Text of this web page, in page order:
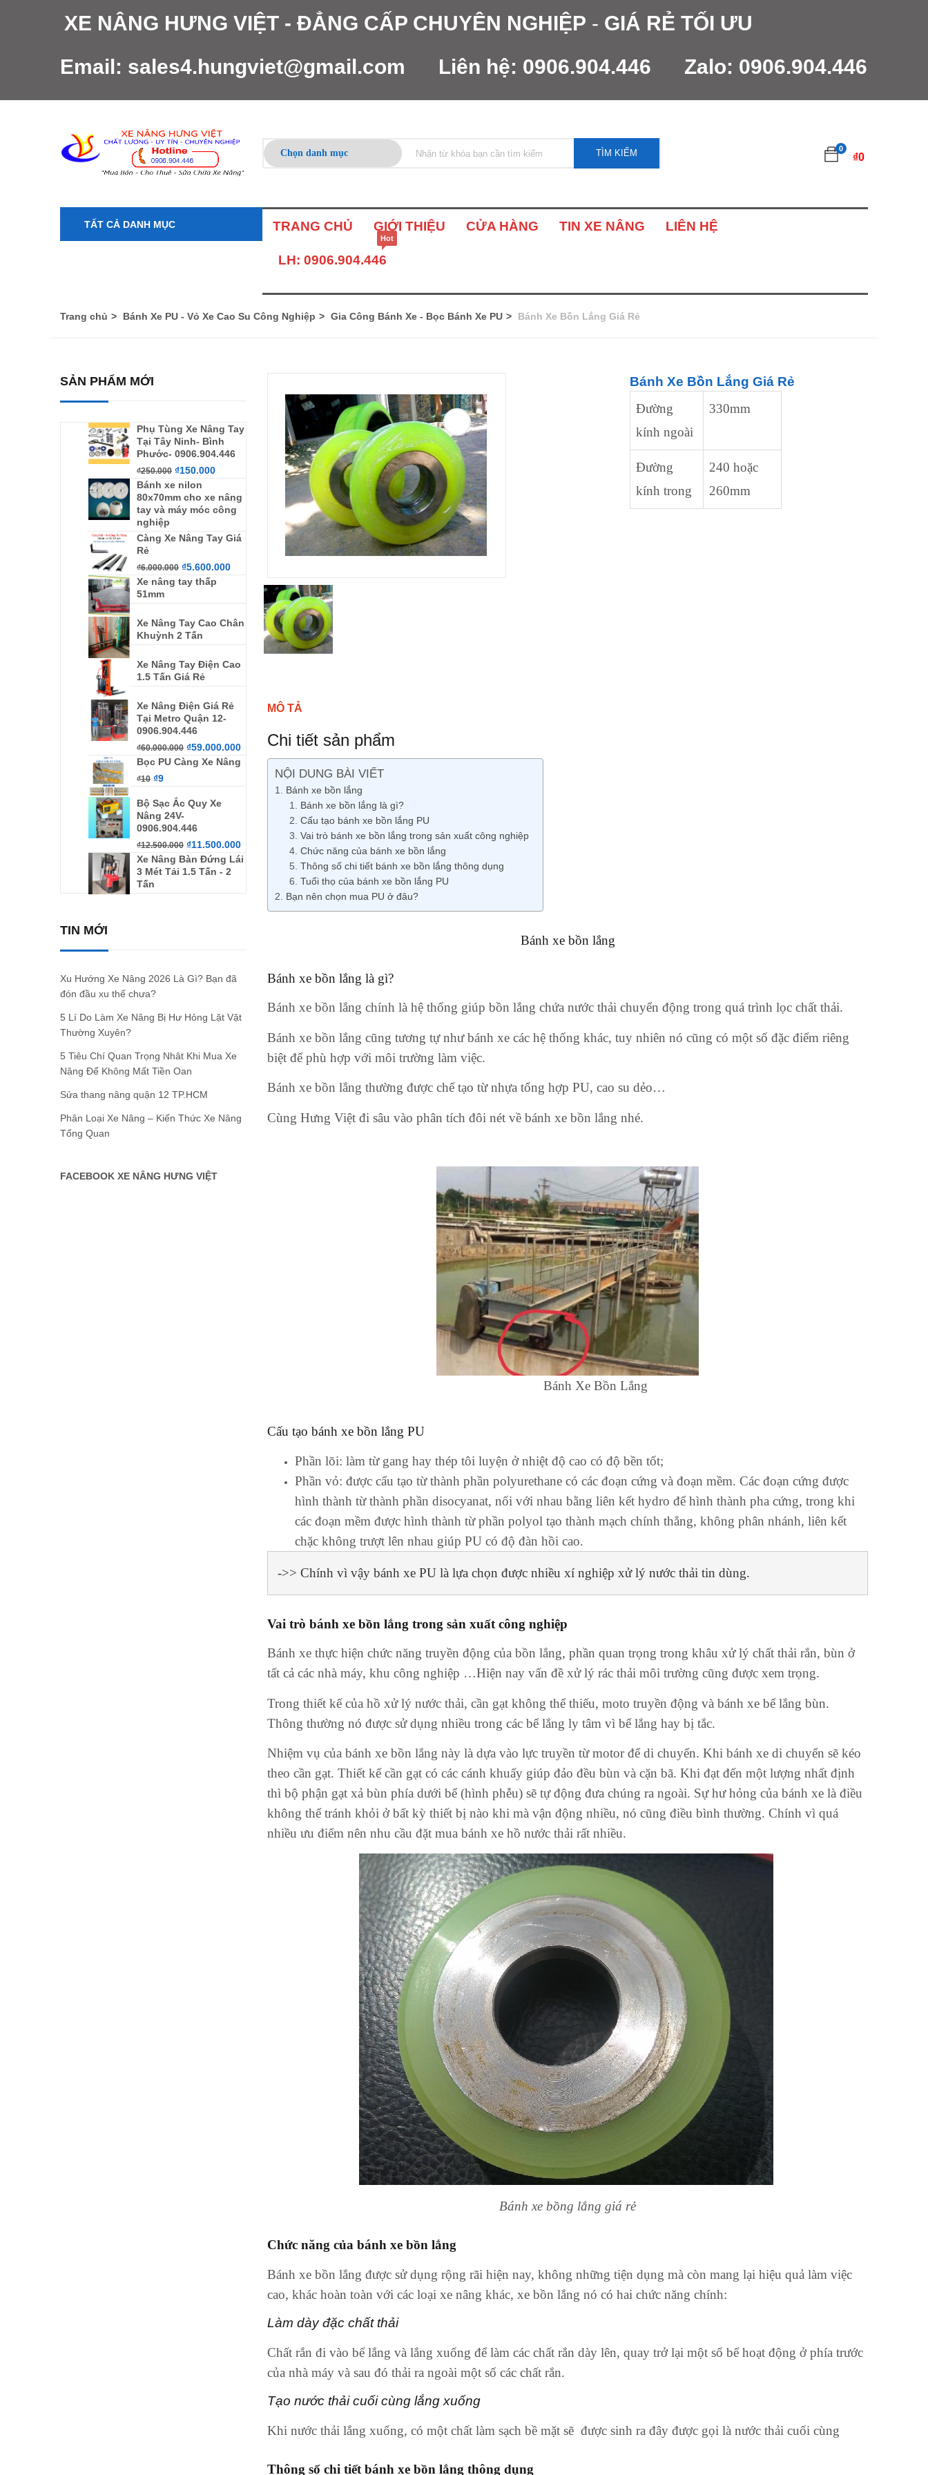
XE NÂNG HƯNG VIỆT - ĐẲNG CẤP CHUYÊN NGHIỆP - GIÁ RẺ TỐI ƯU
Email: sales4.hungviet@gmail.com Liên hệ: 0906.904.446 Zalo: 0906.904.446
TÌM KIẾM 0
₫0
TẤT CẢ DANH MỤC TRANG CHỦ GIỚI THIỆU CỬA HÀNG TIN XE NÂNG LIÊN HỆ
LH: 0906.904.446
Hot
Trang chủ Bánh Xe PU - Vỏ Xe Cao Su Công Nghiệp Gia Công Bánh Xe - Bọc Bánh Xe PU Bánh Xe Bồn Lắng Giá Rẻ
SẢN PHẨM MỚI
Phụ Tùng Xe Nâng Tay
Tại Tây Ninh- Bình
Phước- 0906.904.446
₫250.000 ₫150.000
Bánh xe nilon
80x70mm cho xe nâng
tay và máy móc công
nghiệp
Càng Xe Nâng Tay Giá
Rẻ
₫6.000.000 ₫5.600.000
Xe nâng tay thấp
51mm
Xe Nâng Tay Cao Chân
Khuỳnh 2 Tấn
Xe Nâng Tay Điện Cao
1.5 Tấn Giá Rẻ
Xe Nâng Điện Giá Rẻ
Tại Metro Quận 12-
0906.904.446
₫60.000.000 ₫59.000.000
Bọc PU Càng Xe Nâng
₫10 ₫9
Bộ Sạc Ắc Quy Xe
Nâng 24V-
0906.904.446
₫12.500.000 ₫11.500.000
Xe Nâng Bàn Đứng Lái
3 Mét Tải 1.5 Tấn - 2
Tấn
TIN MỚI
Xu Hướng Xe Nâng 2026 Là Gì? Bạn đã
đón đầu xu thế chưa?
5 Lí Do Làm Xe Nâng Bị Hư Hỏng Lặt Vặt
Thường Xuyên?
5 Tiêu Chí Quan Trọng Nhât Khi Mua Xe
Nâng Để Không Mất Tiền Oan
Sửa thang nâng quận 12 TP.HCM
Phân Loại Xe Nâng – Kiến Thức Xe Nâng
Tổng Quan
FACEBOOK XE NÂNG HƯNG VIỆT
Bánh Xe Bồn Lắng Giá Rẻ
Đường
kính ngoài
330mm
Đường
kính trong
240 hoặc
260mm
MÔ TẢ
Chi tiết sản phẩm
NỘI DUNG BÀI VIẾT
Bánh xe bồn lắng
Bánh xe bồn lắng là gì?
Cấu tạo bánh xe bồn lắng PU
Vai trò bánh xe bồn lắng trong sản xuất công nghiệp
Chức năng của bánh xe bồn lắng
Thông số chi tiết bánh xe bồn lắng thông dụng
Tuổi thọ của bánh xe bồn lắng PU
Bạn nên chọn mua PU ở đâu?
Bánh xe bồn lắng
Bánh xe bồn lắng là gì?
Bánh xe bồn lắng chính là hệ thống giúp bồn lắng chứa nước thải chuyển động trong quá trình lọc chất thải.
Bánh xe bồn lắng cũng tương tự như bánh xe các hệ thống khác, tuy nhiên nó cũng có một số đặc điểm riêng
biệt để phù hợp với môi trường làm việc.
Bánh xe bồn lắng thường được chế tạo từ nhựa tổng hợp PU, cao su dẻo…
Cùng Hưng Việt đi sâu vào phân tích đôi nét về bánh xe bồn lắng nhé.
Bánh Xe Bồn Lắng
Cấu tạo bánh xe bồn lắng PU
Phần lõi: làm từ gang hay thép tôi luyện ở nhiệt độ cao có độ bền tốt;
Phần vỏ: được cấu tạo từ thành phần polyurethane có các đoạn cứng và đoạn mềm. Các đoạn cứng được
hình thành từ thành phần disocyanat, nối với nhau bằng liên kết hydro để hình thành pha cứng, trong khi
các đoạn mềm được hình thành từ phần polyol tạo thành mạch chính thẳng, không phân nhánh, liên kết
chặc không trượt lên nhau giúp PU có độ đàn hồi cao.
->> Chính vì vậy bánh xe PU là lựa chọn được nhiều xí nghiệp xử lý nước thải tin dùng.
Vai trò bánh xe bồn lắng trong sản xuất công nghiệp
Bánh xe thực hiện chức năng truyền động của bồn lắng, phần quan trọng trong khâu xử lý chất thải rắn, bùn ở
tất cả các nhà máy, khu công nghiệp …Hiện nay vấn đề xử lý rác thải môi trường cũng được xem trọng.
Trong thiết kế của hồ xử lý nước thải, cần gạt không thể thiếu, moto truyền động và bánh xe bể lắng bùn.
Thông thường nó được sử dụng nhiều trong các bể lắng ly tâm vì bể lắng hay bị tắc.
Nhiệm vụ của bánh xe bồn lắng này là dựa vào lực truyền từ motor để di chuyển. Khi bánh xe di chuyển sẽ kéo
theo cần gạt. Thiết kế cần gạt có các cánh khuấy giúp đảo đều bùn và cặn bã. Khi đạt đến một lượng nhất định
thì bộ phận gạt xả bùn phía dưới bể (hình phễu) sẽ tự động đưa chúng ra ngoài. Sự hư hỏng của bánh xe là điều
không thể tránh khỏi ở bất kỳ thiết bị nào khi mà vận động nhiều, nó cũng điều bình thường. Chính vì quá
nhiều ưu điểm nên nhu cầu đặt mua bánh xe hồ nước thải rất nhiều.
Bánh xe bồng lắng giá rẻ
Chức năng của bánh xe bồn lắng
Bánh xe bồn lắng được sử dụng rộng rãi hiện nay, không những tiện dụng mà còn mang lại hiệu quả làm việc
cao, khác hoàn toàn với các loại xe nâng khác, xe bồn lắng nó có hai chức năng chính:
Làm dày đặc chất thải
Chất rắn đi vào bể lắng và lắng xuống để làm các chất rắn dày lên, quay trở lại một số bể hoạt động ở phía trước
của nhà máy và sau đó thải ra ngoài một số các chất rắn.
Tạo nước thải cuối cùng lắng xuống
Khi nước thải lắng xuống, có một chất làm sạch bề mặt sẽ được sinh ra đây được gọi là nước thải cuối cùng
Thông số chi tiết bánh xe bồn lắng thông dụng